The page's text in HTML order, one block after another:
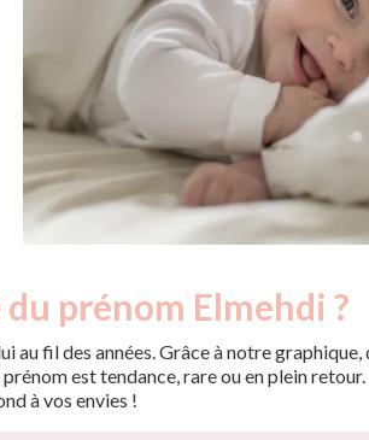
prénom Elmehdi ?
au fil des années. Grâce à notre
est tendance, rare ou en plein
à vos envies !